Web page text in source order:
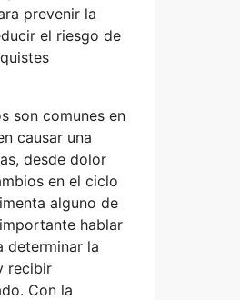
prevenir la
el riesgo de
son comunes en
causar una
desde dolor
en el ciclo
alguno de
hablar
determinar la
recibir
Con la